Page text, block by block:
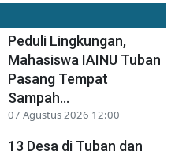
Peduli Lingkungan,
Mahasiswa IAINU Tuban
Pasang Tempat
Sampah...
07 Agustus 2026 12:00
13 Desa di Tuban dan